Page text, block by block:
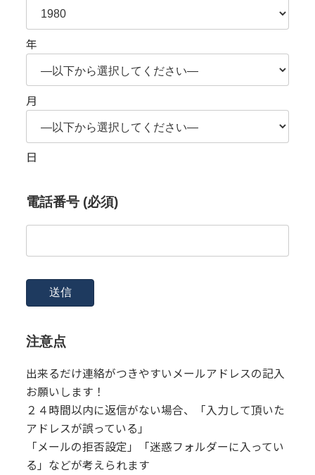
年
月
日
電話番号 (必須)
注意点
出来るだけ連絡がつきやすいメールアドレスの記入
お願いします！
２４時間以内に返信がない場合、「入力して頂いた
アドレスが誤っている」
「メールの拒否設定」「迷惑フォルダーに入ってい
る」などが考えられます